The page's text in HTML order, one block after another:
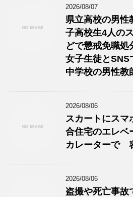
2026/08/07
県立高校の男性
子高校生4人の
どで懲戒免職
女子生徒と
中学校の男性教
2026/08/06
スカートにス
合住宅のエレベ
カレーターで
2026/08/06
盗撮や死亡事故